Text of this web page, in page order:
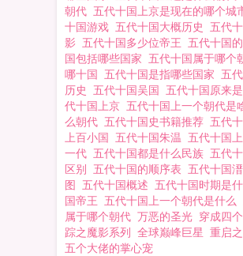
朝代 五代十国上京是现在的哪个城
十国游戏 五代十国大概历史 五代
影 五代十国多少位帝王 五代十国
国包括哪些国家 五代十国属于哪个
哪十国 五代十国是指哪些国家 五
历史 五代十国吴国 五代十国原来
代十国上京 五代十国上一个朝代是
么朝代 五代十国史书籍推荐 五代
上百小国 五代十国朱温 五代十国
一代 五代十国都是什么民族 五代
区别 五代十国的顺序表 五代十国
图 五代十国概述 五代十国时期是
国帝王 五代十国上一个朝代是什么
属于哪个朝代 万恶的圣光 穿成四
踪之魔影系列 全球巅峰巨星 重启
五个大佬的掌心宠